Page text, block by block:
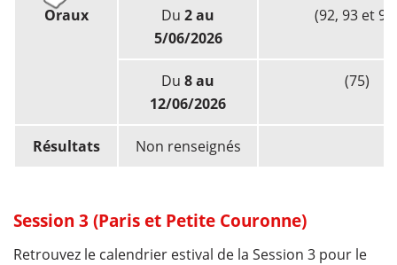
Oraux Du 2 au
5/06/2026
(92, 93 et
Du 8 au
12/06/2026
(75)
Résultats Non renseignés
Session 3 (Paris et Petite Couronne)
Retrouvez le calendrier estival de la Session 3 pour le